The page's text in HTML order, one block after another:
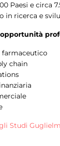
Paesi e circa
in ricerca e
farmaceutico
chain
Studi